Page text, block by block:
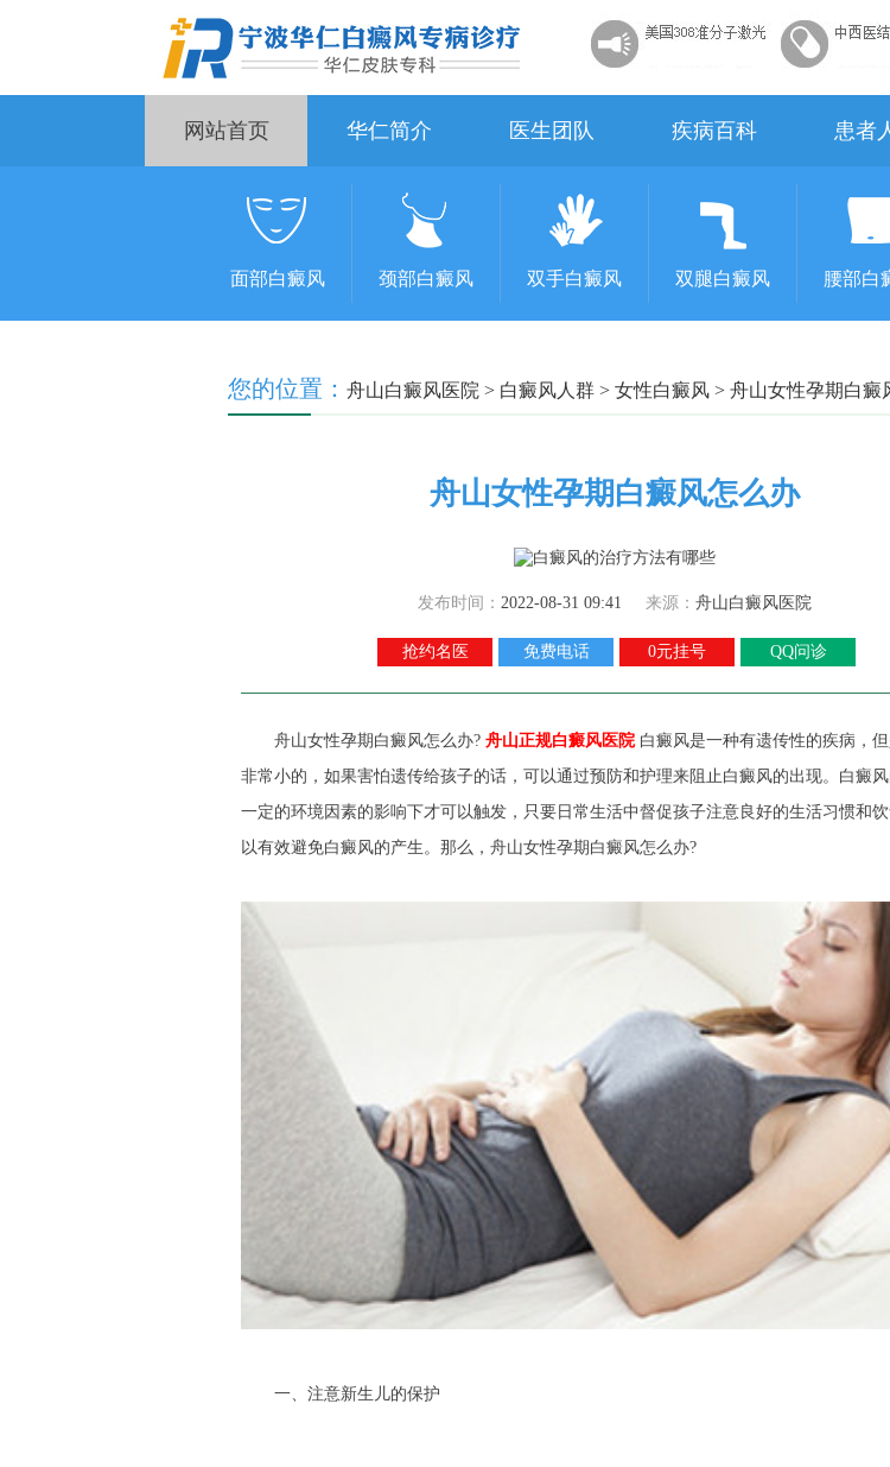
网站首页 华仁简介 医生团队 疾病百科 患者
面部白癜风 颈部白癜风 双手白癜风 双腿白癜风 腰部白
您的位置： 舟山白癜风医院 > 白癜风人群 > 女性白癜风 > 舟山女性孕期白癜
舟山女性孕期白癜风怎么办
发布时间： 2022-08-31 09:41 来源： 舟山白癜风医院
抢约名医 免费电话 0元挂号 QQ问诊
舟山女性孕期白癜风怎么办? 舟山正规白癜风医院白癜风是一种有遗传性的疾病，
非常小的，如果害怕遗传给孩子的话，可以通过预防和护理来阻止白癜风的出现。白癜
一定的环境因素的影响下才可以触发，只要日常生活中督促孩子注意良好的生活习惯和
以有效避免白癜风的产生。那么，舟山女性孕期白癜风怎么办?
一、注意新生儿的保护